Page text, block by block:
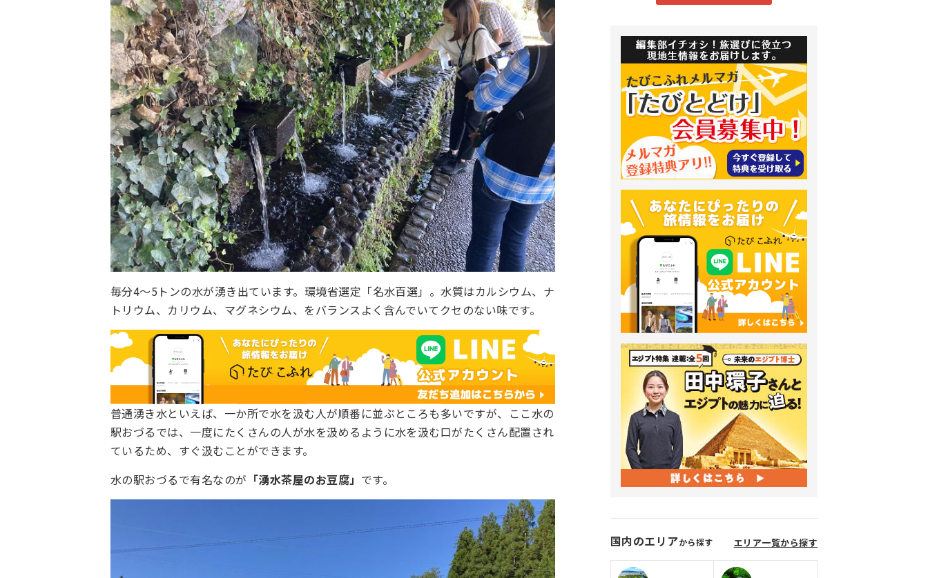
毎分4～5トンの水が湧き出ています。環境省選定「名水百選」。水質はカルシウム、ナ
トリウム、カリウム、マグネシウム、をバランスよく含んでいてクセのない味です。
普通湧き水といえば、一か所で水を汲む人が順番に並ぶところも多いですが、ここ水の
駅おづるでは、一度にたくさんの人が水を汲めるように水を汲む口がたくさん配置され
ているため、すぐ汲むことができます。
水の駅おづるで有名なのが 「湧水茶屋のお豆腐」 です。
国内のエリアから探す エリア一覧から探す